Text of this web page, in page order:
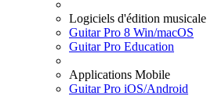
Logiciels d'édition musicale
Guitar Pro 8 Win/macOS
Guitar Pro Education
Applications Mobile
Guitar Pro iOS/Android